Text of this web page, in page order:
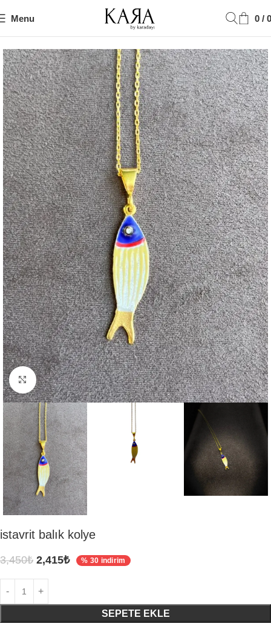
Menu 0 / 0
Click to enlarge
istavrit balık kolye
3,450₺ 2,415₺ % 30 indirim
SEPETE EKLE